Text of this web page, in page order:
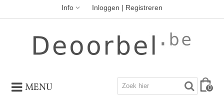
Info Inloggen | Registreren
MENU 0